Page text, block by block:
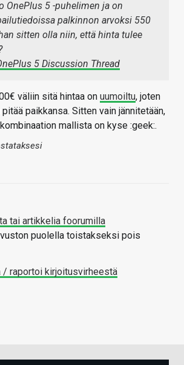
OnePlus 5 -puhelimen ja on
palkinnon arvoksi 550
sitten olla niin, että hinta tulee
5 Discussion Thread
väliin sitä hintaa on uumoiltu, joten
paikkansa. Sitten vain jännitetään,
mallista on kyse :geek:.
tai artikkelia foorumilla
puolella toistakseksi pois
/ raportoi kirjoitusvirheestä